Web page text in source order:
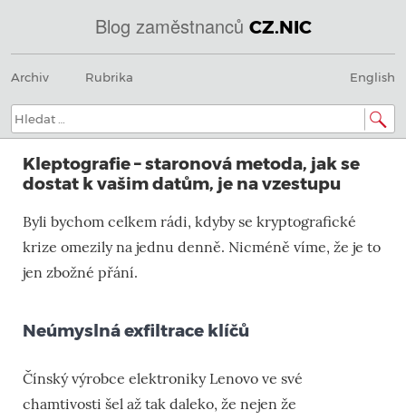
Blog zaměstnanců CZ.NIC
@
IN
SOA
domény.dns.enum.mojeid.internet.
nic.cz.
Menu
na
Archiv Rubrika English
Hledat:
Kleptografie – staronová metoda, jak se
dostat k vašim datům, je na vzestupu
Byli bychom celkem rádi, kdyby se kryptografické
krize omezily na jednu denně. Nicméně víme, že je to
jen zbožné přání.
Neúmyslná exfiltrace klíčů
Čínský výrobce elektroniky Lenovo ve své
chamtivosti šel až tak daleko, že nejen že